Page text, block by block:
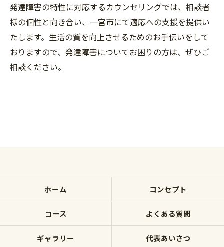
発達障害の特性に対応するカウンセリングでは、相談者
様の個性と向き合い、一宮市にて適応への支援を提供い
たします。生活の質を向上させるためのお手伝いをして
おりますので、発達障害についてお困りの方は、ぜひご
相談ください。
ホーム コンセプト
コース よくある質問
ギャラリー 代表あいさつ